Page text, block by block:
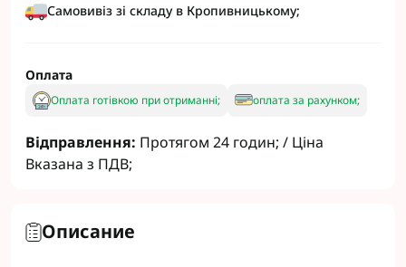
Самовивіз зі складу в Кропивницькому;
Оплата
Оплата готівкою при отриманні; оплата за рахунком;
Відправлення: Протягом 24 годин; / Ціна
Вказана з ПДВ;
Описание